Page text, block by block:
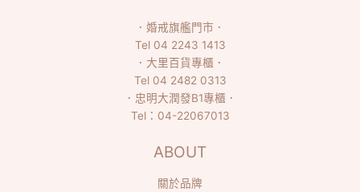
． 婚戒旗艦門市 ．
Tel 04 2243 1413
． 大里百貨專櫃 ．
Tel 04 2482 0313
． 忠明大潤發B1專櫃 ．
Tel： 04-22067013
ABOUT
關於品牌